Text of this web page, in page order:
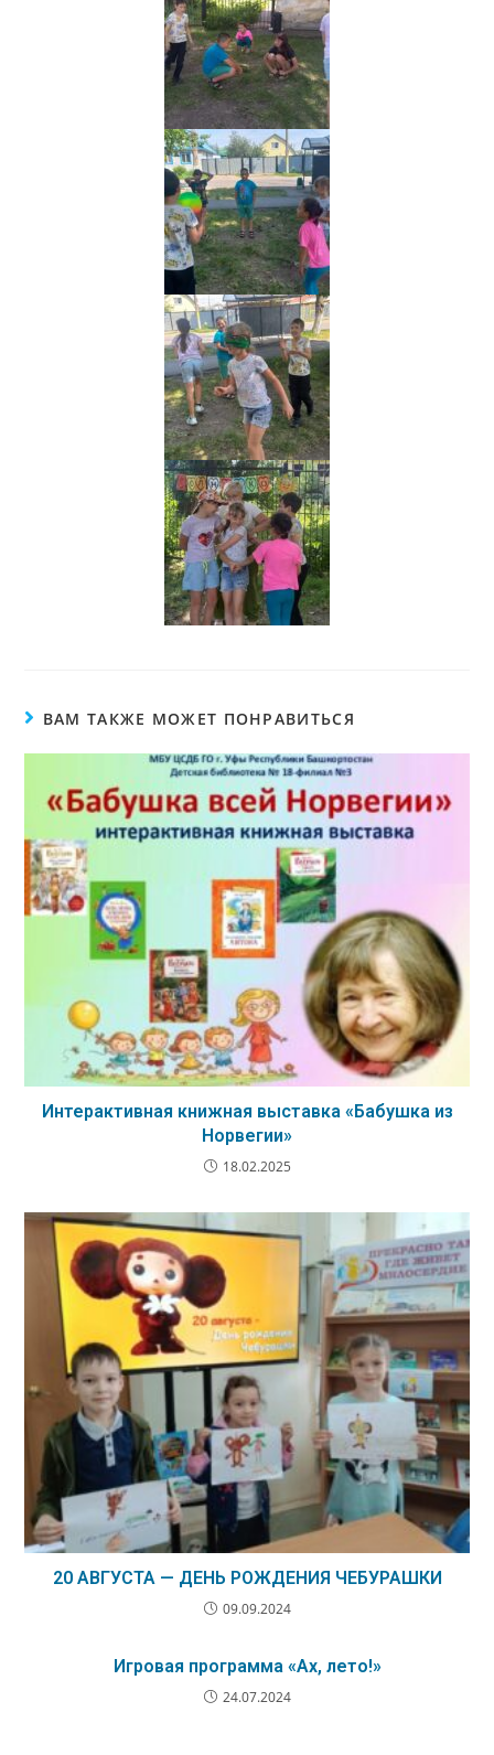
ВАМ ТАКЖЕ МОЖЕТ ПОНРАВИТЬСЯ
Интерактивная книжная выставка «Бабушка из
Норвегии»
18.02.2025
20 АВГУСТА — ДЕНЬ РОЖДЕНИЯ ЧЕБУРАШКИ
09.09.2024
Игровая программа «Ах, лето!»
24.07.2024